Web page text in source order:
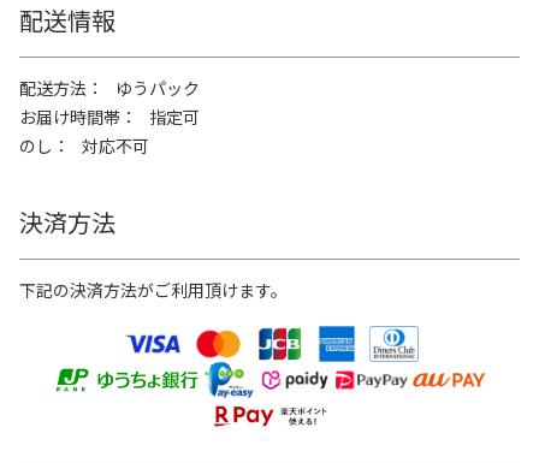
配送情報
配送方法
ゆうパック
お届け時間帯
指定可
のし
対応不可
決済方法
下記の決済方法がご利用頂けます。